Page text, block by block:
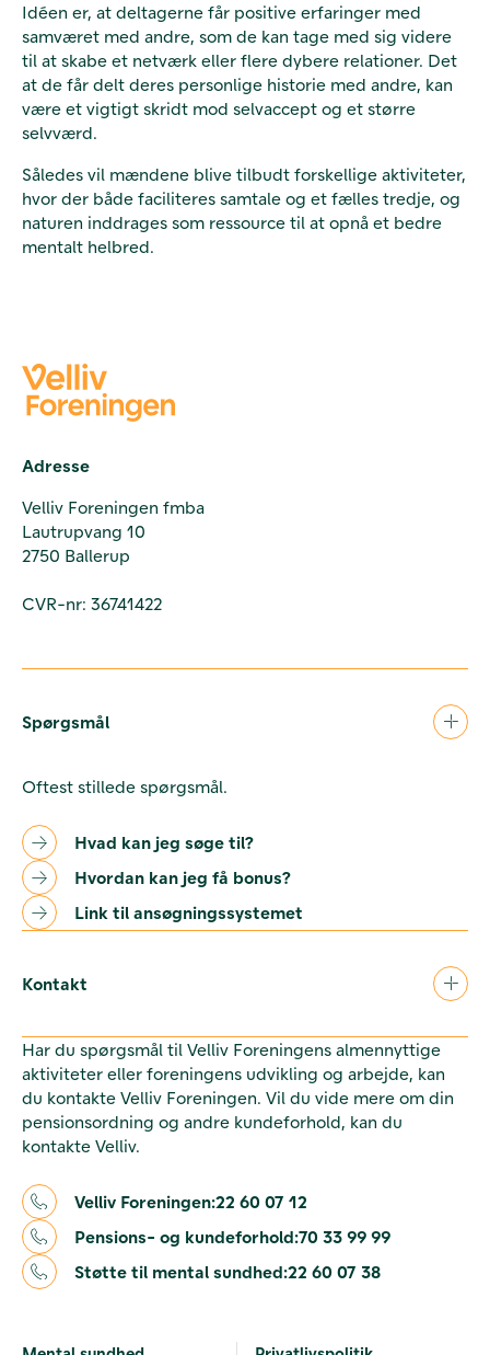
Idéen er, at deltagerne får positive erfaringer med
samværet med andre, som de kan tage med sig videre
til at skabe et netværk eller flere dybere relationer. Det
at de får delt deres personlige historie med andre, kan
være et vigtigt skridt mod selvaccept og et større
selvværd.
Således vil mændene blive tilbudt forskellige aktiviteter,
hvor der både faciliteres samtale og et fælles tredje, og
naturen inddrages som ressource til at opnå et bedre
mentalt helbred.
Adresse
Velliv Foreningen fmba
Lautrupvang 10
2750 Ballerup
CVR-nr: 36741422
Spørgsmål
Oftest stillede spørgsmål.
Hvad kan jeg søge til?
Hvordan kan jeg få bonus?
Link til ansøgningssystemet
Kontakt
Har du spørgsmål til Velliv Foreningens almennyttige
aktiviteter eller foreningens udvikling og arbejde, kan
du kontakte Velliv Foreningen. Vil du vide mere om din
pensionsordning og andre kundeforhold, kan du
kontakte Velliv.
Velliv Foreningen:22 60 07 12
Pensions- og kundeforhold:70 33 99 99
Støtte til mental sundhed:22 60 07 38